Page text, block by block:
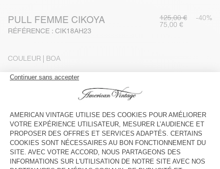
PULL FEMME CIKOYA
RÉFÉRENCE : CIK18AH23
125,00 € -40%
75,00 €
COULEUR | BOA
S M L
Le mannequin mesure 177 cm et porte une taille S
GUIDE DES TAILLES
Livraison estiméeentre le mercredi 12 août et le vendredi 14